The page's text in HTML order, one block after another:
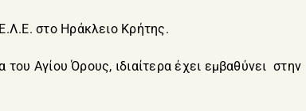
στο Ηράκλειο Κρήτης.
Αγίου Όρους, ιδιαίτερα έχει εμβαθύνει στην